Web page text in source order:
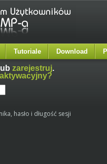
Tutoriale Download
lub zarejestruj.
hasło i długość sesji